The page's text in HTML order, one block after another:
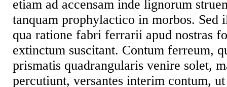
etiam ad accensam inde lignorum
tanquam prophylactico in morbos. Sed
qua ratione fabri ferrarii apud nostras
extinctum suscitant. Contum ferreum,
prismatis quadrangularis venire solet,
percutiunt, versantes interim contum,